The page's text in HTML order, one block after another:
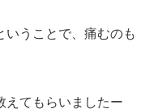
いうことで、痛むのも
えてもらいましたー